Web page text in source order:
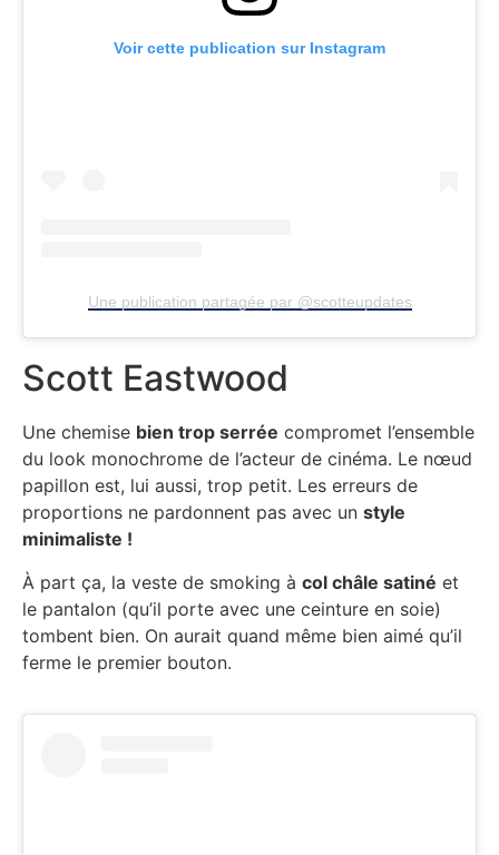
Voir cette publication sur Instagram
Une publication partagée par @scotteupdates
Scott Eastwood
Une chemise bien trop serrée compromet l’ensemble
du look monochrome de l’acteur de cinéma. Le nœud
papillon est, lui aussi, trop petit. Les erreurs de
proportions ne pardonnent pas avec un style
minimaliste !
À part ça, la veste de smoking à col châle satiné et
le pantalon (qu’il porte avec une ceinture en soie)
tombent bien. On aurait quand même bien aimé qu’il
ferme le premier bouton.